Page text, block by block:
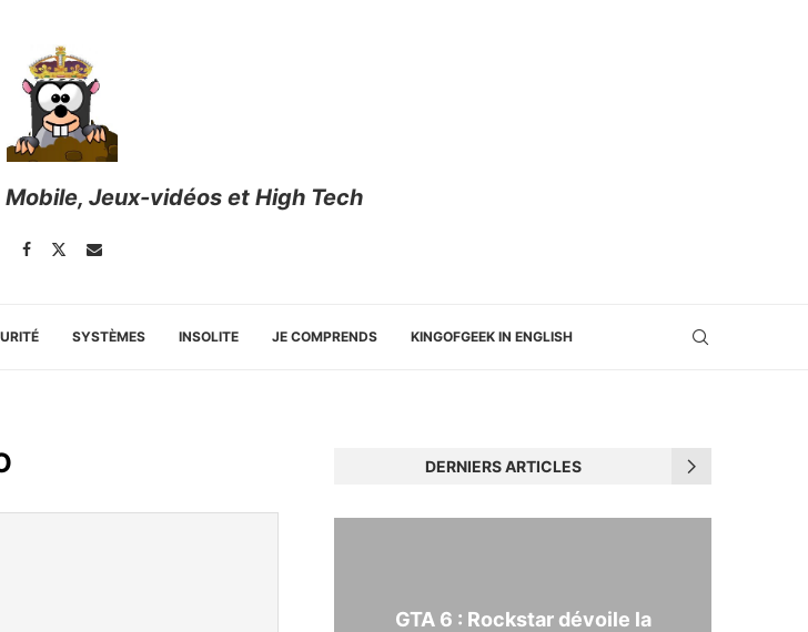
Jeux-vidéos et High Tech
SYSTÈMES INSOLITE JE COMPRENDS KINGOFGEEK IN ENGLISH
DERNIERS ARTICLES
GTA 6 : Rockstar dévoile la